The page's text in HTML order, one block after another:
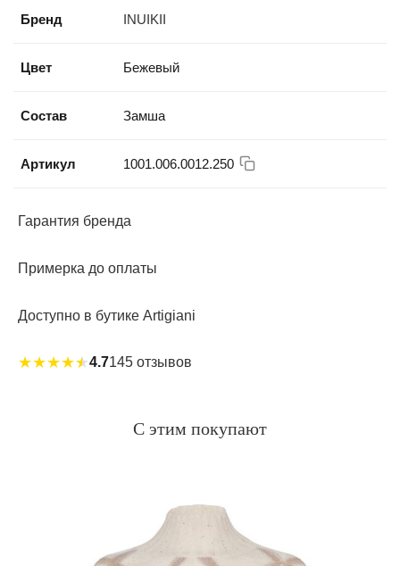
Бренд INUIKII
Цвет Бежевый
Состав Замша
Артикул 1001.006.0012.250
Гарантия бренда
Примерка до оплаты
Доступно в бутике Artigiani
★★★★★4.7145 отзывов
С этим покупают